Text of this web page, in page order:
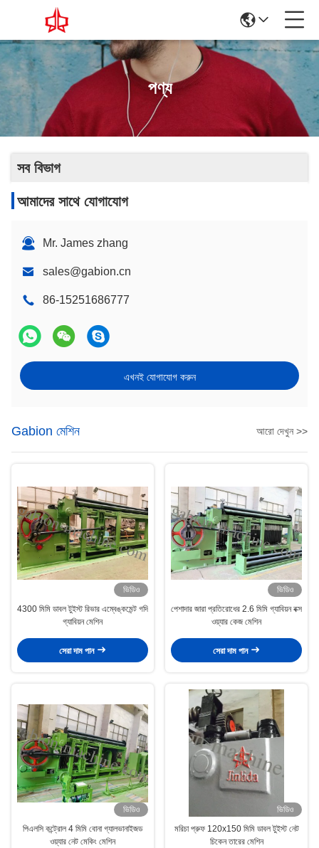
পণ্য
সব বিভাগ
আমাদের সাথে যোগাযোগ
Mr. James zhang
sales@gabion.cn
86-15251686777
এখনই যোগাযোগ করুন
Gabion মেশিন আরো দেখুন >>
ভিডিও
4300 মিমি ডাবল টুইস্ট রিভার এম্বেঙ্কমেন্ট গদি
গ্যাবিয়ন মেশিন
সেরা দাম পান
ভিডিও
পেশাদার জারা প্রতিরোধের 2.6 মিমি গ্যাবিয়ন বক্স
ওয়্যার কেজ মেশিন
সেরা দাম পান
ভিডিও
পিএলসি কন্ট্রোল 4 মিমি বোনা গ্যালভানাইজড
ওয়্যার নেট মেকিং মেশিন
ভিডিও
মরিচা প্রুফ 120x150 মিমি ডাবল টুইস্ট নেট
চিকেন তারের মেশিন